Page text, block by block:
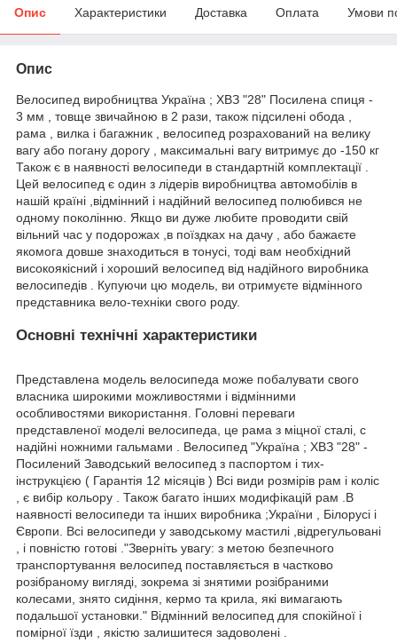
Опис Характеристики Доставка Оплата Умови
Опис
Велосипед виробництва Україна ; ХВЗ "28" Посилена спиця -
3 мм , товще звичайною в 2 рази, також підсилені обода ,
рама , вилка і багажник , велосипед розрахований на велику
вагу або погану дорогу , максимальні вагу витримує до -150 кг
Також є в наявності велосипеди в стандартній комплектації .
Цей велосипед є один з лідерів виробництва автомобілів в
нашій країні ,відмінний і надійний велосипед полюбився не
одному поколінню. Якщо ви дуже любите проводити свій
вільний час у подорожах ,в поїздках на дачу , або бажаєте
якомога довше знаходиться в тонусі, тоді вам необхідний
високоякісний і хороший велосипед від надійного виробника
велосипедів . Купуючи цю модель, ви отримуєте відмінного
представника вело-техніки свого роду.
Основні технічні характеристики
Представлена модель велосипеда може побалувати свого
власника широкими можливостями і відмінними
особливостями використання. Головні переваги
представленої моделі велосипеда, це рама з міцної сталі, c
надійні ножними гальмами . Велосипед "Україна ; ХВЗ "28" -
Посилений Заводський велосипед з паспортом і тих-
інструкцією ( Гарантія 12 місяців ) Всі види розмірів рам і коліс
, є вибір кольору . Також багато інших модифікацій рам .В
наявності велосипеди та інших виробника ;України , Білорусі і
Європи. Всі велосипеди у заводському мастилі ,відрегульовані
, і повністю готові ."Зверніть увагу: з метою безпечного
транспортування велосипед поставляється в частково
розібраному вигляді, зокрема зі знятими розібраними
колесами, знято сидіння, кермо та крила, які вимагають
подальшої установки." Відмінний велосипед для спокійної і
помірної їзди , якістю залишитеся задоволені .